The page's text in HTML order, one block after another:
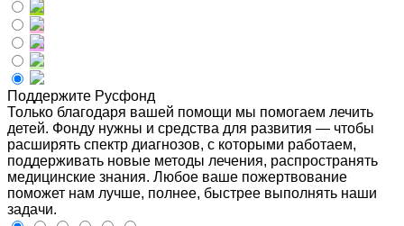
Поддержите Русфонд
Только благодаря вашей помощи мы помогаем лечить
детей. Фонду нужны и средства для развития — чтобы
расширять спектр диагнозов, с которыми работаем,
поддерживать новые методы лечения, распространять
медицинские знания. Любое ваше пожертвование
поможет нам лучше, полнее, быстрее выполнять наши
задачи.